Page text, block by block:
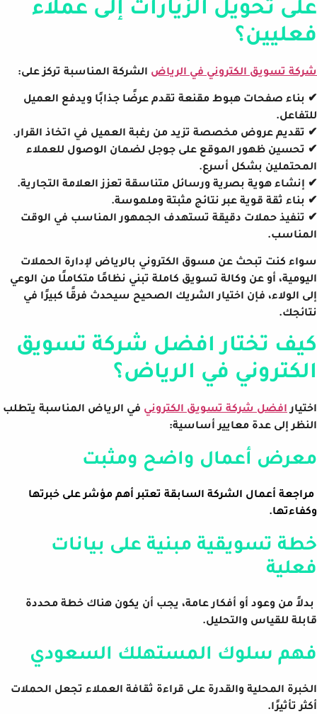
على تحويل الزيارات إلى عملاء
فعليين؟
شركة تسويق الكتروني في الرياض الشركة المناسبة تركز على:
✔ بناء صفحات هبوط مقنعة تقدم عرضًا جذابًا ويدفع العميل
للتفاعل.
✔ تقديم عروض مخصصة تزيد من رغبة العميل في اتخاذ القرار.
✔ تحسين ظهور الموقع على جوجل لضمان الوصول للعملاء
المحتملين بشكل أسرع.
✔ إنشاء هوية بصرية ورسائل متناسقة تعزز العلامة التجارية.
✔ بناء ثقة قوية عبر نتائج مثبتة وملموسة.
✔ تنفيذ حملات دقيقة تستهدف الجمهور المناسب في الوقت
المناسب.
سواء كنت تبحث عن مسوق الكتروني بالرياض لإدارة الحملات
اليومية، أو عن وكالة تسويق كاملة تبني نظامًا متكاملًا من الوعي
إلى الولاء، فإن اختيار الشريك الصحيح سيحدث فرقًا كبيرًا في
نتائجك.
كيف تختار افضل شركة تسويق
الكتروني في الرياض؟
اختيارافضل شركة تسويق الكتروني في الرياض المناسبة يتطلب
النظر إلى عدة معايير أساسية:
معرض أعمال واضح ومثبت
مراجعة أعمال الشركة السابقة تعتبر أهم مؤشر على خبرتها
وكفاءتها.
خطة تسويقية مبنية على بيانات
فعلية
بدلاً من وعود أو أفكار عامة، يجب أن يكون هناك خطة محددة
قابلة للقياس والتحليل.
فهم سلوك المستهلك السعودي
الخبرة المحلية والقدرة على قراءة ثقافة العملاء تجعل الحملات
أكثر تأثيرًا.